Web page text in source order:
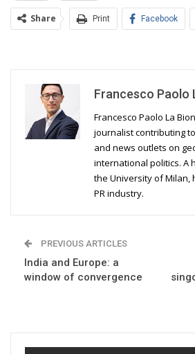
Share Print Facebook
Francesco Paolo
Francesco Paolo La
journalist contributing
and news outlets on
international politics. A
the University of Milan,
PR industry.
PREVIOUS ARTICLES
India and Europe: a
window of convergence